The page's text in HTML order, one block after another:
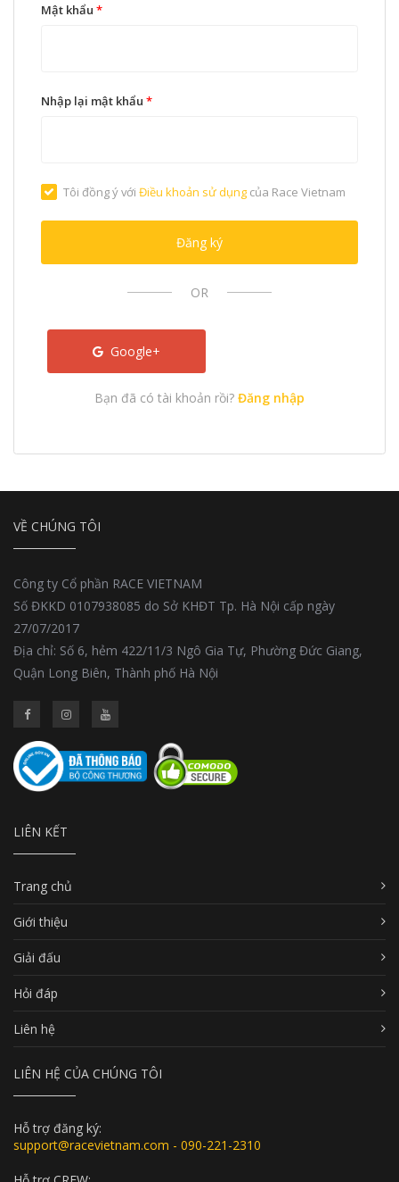
Mật khẩu *
Nhập lại mật khẩu *
Tôi đồng ý với Điều khoản sử dụngcủa Race Vietnam
Đăng ký
OR
Google+
Bạn đã có tài khoản rồi? Đăng nhập
VỀ CHÚNG TÔI
Công ty Cổ phần RACE VIETNAM
Số ĐKKD 0107938085 do Sở KHĐT Tp. Hà Nội cấp ngày
27/07/2017
Địa chỉ: Số 6, hẻm 422/11/3 Ngô Gia Tự, Phường Đức Giang,
Quận Long Biên, Thành phố Hà Nội
LIÊN KẾT
Trang chủ
Giới thiệu
Giải đấu
Hỏi đáp
Liên hệ
LIÊN HỆ CỦA CHÚNG TÔI
Hỗ trợ đăng ký:
support@racevietnam.com - 090-221-2310